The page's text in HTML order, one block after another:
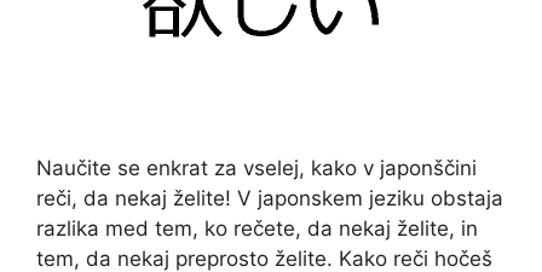
Naučite se enkrat za vselej, kako v japonščini
reči, da nekaj želite! V japonskem jeziku obstaja
razlika med tem, ko rečete, da nekaj želite, in
tem, da nekaj preprosto želite. Kako reči hočeš